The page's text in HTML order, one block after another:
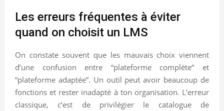
Les erreurs fréquentes à éviter
quand on choisit un LMS
On constate souvent que les mauvais choix viennent
d’une confusion entre “plateforme complète” et
“plateforme adaptée”. Un outil peut avoir beaucoup de
fonctions et rester inadapté à ton organisation. L’erreur
classique, c’est de privilégier le catalogue de